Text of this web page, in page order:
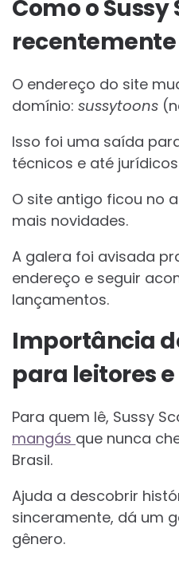
Como o
recentemente
O endereço do site
domínio: sussytoons
Isso foi uma saída
técnicos e até
O site antigo ficou no
mais novidades.
A galera foi avisada
endereço e seguir
lançamentos.
Importância
para leitores
Para quem lê, Sussy
mangás que nunca
Brasil.
Ajuda a descobrir
sinceramente, dá um
gênero.